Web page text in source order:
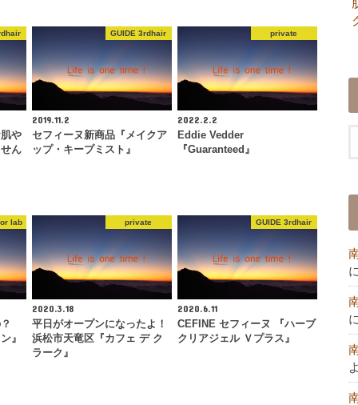
や
ん
GUIDE 3rdhair
2019.11.2
セフィーヌ新商品『メイクア
ップ・キープミスト』
private
2022.2.2
Eddie Vedder
『Guaranteed』
lab
』
private
2020.3.18
平日がオープンになったよ！
浜松市天竜区『カフェ デ ク
ラーク』
GUIDE 3rdhair
2020.6.11
CEFINE セフィーヌ 『ハーブ
クリアジェル Ｖプラス』